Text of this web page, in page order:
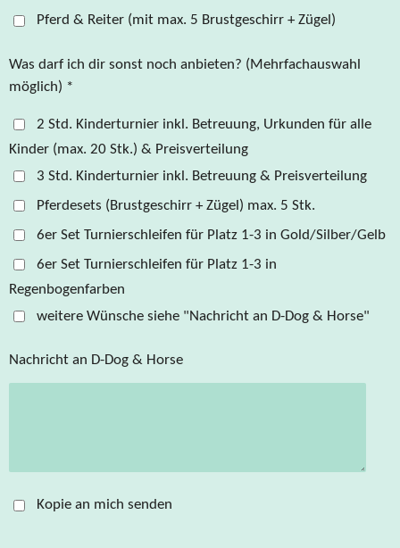
Pferd & Reiter (mit max. 5 Brustgeschirr + Zügel)
Was darf ich dir sonst noch anbieten? (Mehrfachauswahl
möglich) *
2 Std. Kinderturnier inkl. Betreuung, Urkunden für alle
Kinder (max. 20 Stk.) & Preisverteilung
3 Std. Kinderturnier inkl. Betreuung & Preisverteilung
Pferdesets (Brustgeschirr + Zügel) max. 5 Stk.
6er Set Turnierschleifen für Platz 1-3 in Gold/Silber/Gelb
6er Set Turnierschleifen für Platz 1-3 in
Regenbogenfarben
weitere Wünsche siehe "Nachricht an D-Dog & Horse"
Nachricht an D-Dog & Horse
Kopie an mich senden